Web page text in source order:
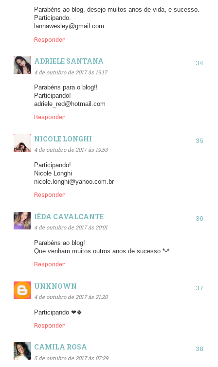
Parabéns ao blog, desejo muitos anos de vida, e sucesso.
Participando.
lannawesley@gmail.com
Responder
ADRIELE SANTANA
4 de outubro de 2017 às 19:17
Parabéns para o blog!!
Participando!
adriele_red@hotmail.com
Responder
NICOLE LONGHI
4 de outubro de 2017 às 19:53
Participando!
Nicole Longhi
nicole.longhi@yahoo.com.br
Responder
IÊDA CAVALCANTE
4 de outubro de 2017 às 20:01
Parabéns ao blog!
Que venham muitos outros anos de sucesso *-*
Responder
UNKNOWN
4 de outubro de 2017 às 21:20
Participando ❤🍀
Responder
CAMILA ROSA
5 de outubro de 2017 às 07:29